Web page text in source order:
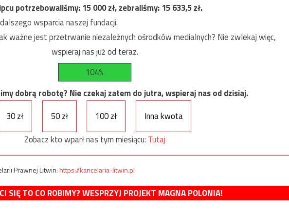
potrzebowaliśmy:15 000zł, zebraliśmy:15 633,5zł.
wsparcia naszej fundacji.
ważne jest przetrwanie niezależnych ośrodków medialnych? Nie zwlekaj więc,
wspieraj nas już od teraz.
104%
dobrą robotę? Nie czekaj zatem do jutra, wspieraj nas od dzisiaj.
30 zł
50 zł 100 zł
Inna kwota
Zobacz kto wparł nas tym miesiącu: Tutaj
Prawnej Litwin:https://kancelaria-litwin.pl
SIĘ TO CO ROBIMY? WESPRZYJ PROJEKT MAGNA POLONIA!